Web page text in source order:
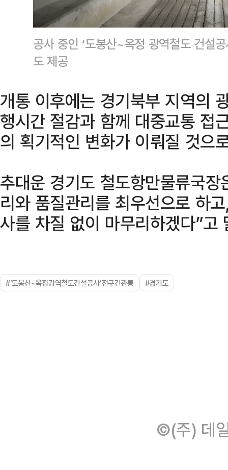
공사 중인 ‘도봉산~옥정 광역철도 건설
도 제공
개통 이후에는 경기북부 지역의
행시간 절감과 함께 대중교통 접
의 획기적인 변화가 이뤄질 것으
추대운 경기도 철도항만물류국
리와 품질관리를 최우선으로 하
사를 차질 없이 마무리하겠다”고
#‘도봉산~옥정광역철도건설공사’전구간관통 #경기도
©(주) 데